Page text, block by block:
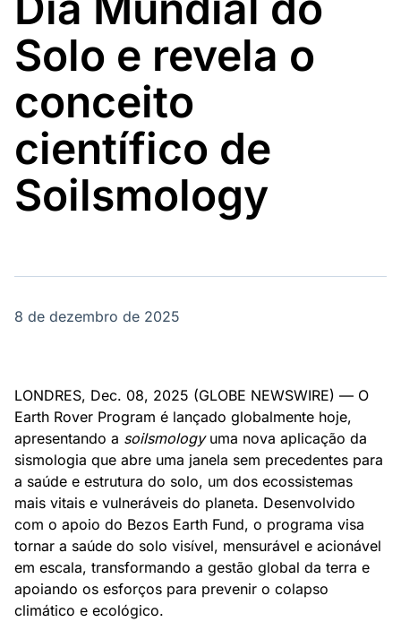
Político
Os bastidores da
política em
Energia
energia elétrica
Broadcast
White Label
conteúdos
personalizados
Broadcast
Broadcast
Broadcast
Ticker
Cotações e
headlines de
notícias
Broadcast
Widgets
Componentes
para conteúdos e
funcionalidades
Broadcast
Wallboard
Conteúdos e
Broadcast
Curadoria
Curadoria de
Solo e revela o
conceito
científico de
Soilsmology
8 de dezembro de 2025
LONDRES, Dec. 08, 2025 (GLOBE NEWSWIRE) — O
Earth Rover Program é lançado globalmente hoje,
apresentando a soilsmologyuma nova aplicação da
sismologia que abre uma janela sem precedentes para
a saúde e estrutura do solo, um dos ecossistemas
mais vitais e vulneráveis do planeta. Desenvolvido
com o apoio do Bezos Earth Fund, o programa visa
tornar a saúde do solo visível, mensurável e acionável
em escala, transformando a gestão global da terra e
apoiando os esforços para prevenir o colapso
climático e ecológico.